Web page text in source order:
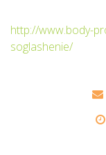
http://www.body-
soglashenie/